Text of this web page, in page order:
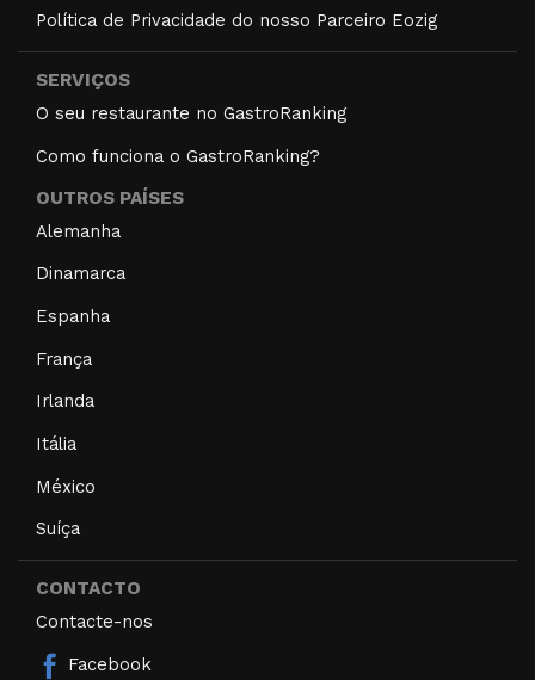
Política de Privacidade do nosso Parceiro Eozig
SERVIÇOS
O seu restaurante no GastroRanking
Como funciona o GastroRanking?
OUTROS PAÍSES
Alemanha
Dinamarca
Espanha
França
Irlanda
Itália
México
Suíça
CONTACTO
Contacte-nos
Facebook